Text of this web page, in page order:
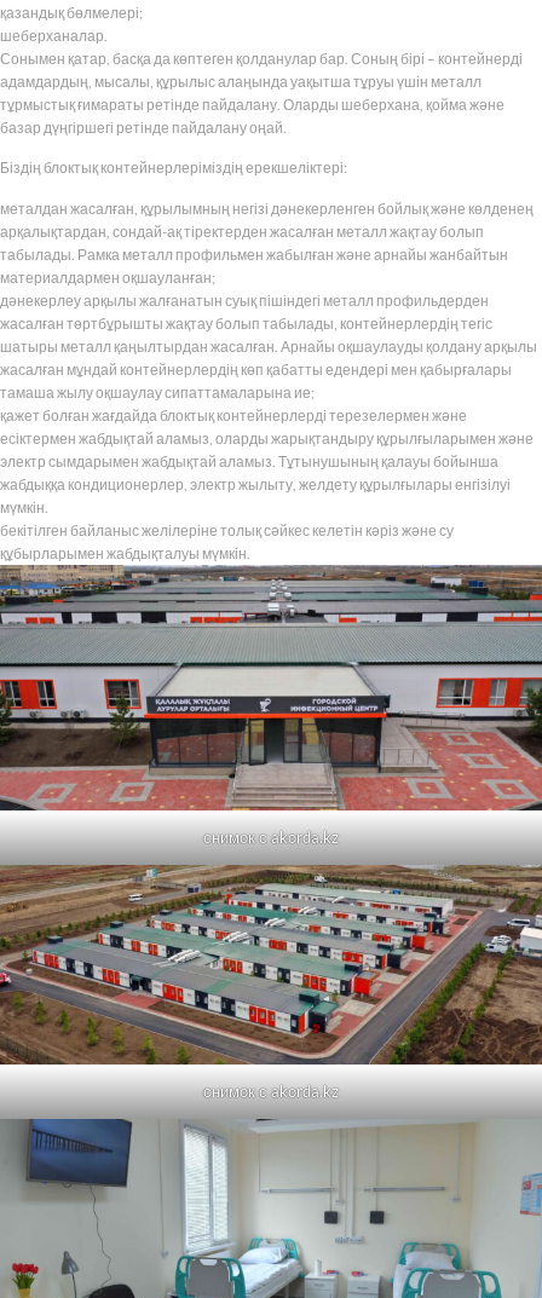
қазандық бөлмелері;
шеберханалар.
Сонымен қатар, басқа да көптеген қолданулар бар. Соның бірі – контейнерді
адамдардың, мысалы, құрылыс алаңында уақытша тұруы үшін металл
тұрмыстық ғимараты ретінде пайдалану. Оларды шеберхана, қойма және
базар дүңгіршегі ретінде пайдалану оңай.
Біздің блоктық контейнерлеріміздің ерекшеліктері:
металдан жасалған, құрылымның негізі дәнекерленген бойлық және көлденең
арқалықтардан, сондай-ақ тіректерден жасалған металл жақтау болып
табылады. Рамка металл профильмен жабылған және арнайы жанбайтын
материалдармен оқшауланған;
дәнекерлеу арқылы жалғанатын суық пішіндегі металл профильдерден
жасалған төртбұрышты жақтау болып табылады, контейнерлердің тегіс
шатыры металл қаңылтырдан жасалған. Арнайы оқшаулауды қолдану арқылы
жасалған мұндай контейнерлердің көп қабатты едендері мен қабырғалары
тамаша жылу оқшаулау сипаттамаларына ие;
қажет болған жағдайда блоктық контейнерлерді терезелермен және
есіктермен жабдықтай аламыз, оларды жарықтандыру құрылғыларымен және
электр сымдарымен жабдықтай аламыз. Тұтынушының қалауы бойынша
жабдыққа кондиционерлер, электр жылыту, желдету құрылғылары енгізілуі
мүмкін.
бекітілген байланыс желілеріне толық сәйкес келетін кәріз және су
құбырларымен жабдықталуы мүмкін.
снимок с akorda.kz
снимок с akorda.kz